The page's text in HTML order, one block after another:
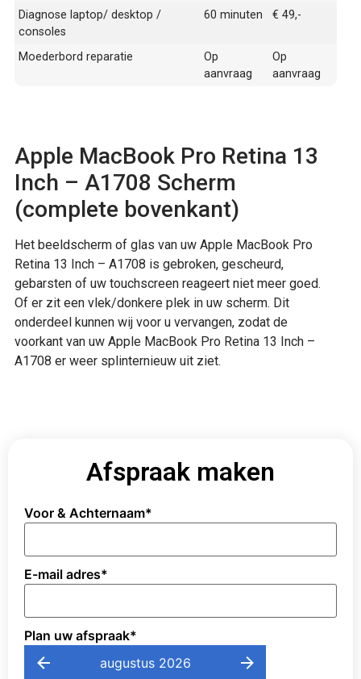
Diagnose laptop/ desktop /
consoles
60 minuten € 49,-
Moederbord reparatie
Op
aanvraag
Op
aanvraag
Apple MacBook Pro Retina 13
Inch – A1708 Scherm
(complete bovenkant)
Het beeldscherm of glas van uw Apple MacBook Pro
Retina 13 Inch – A1708 is gebroken, gescheurd,
gebarsten of uw touchscreen reageert niet meer goed.
Of er zit een vlek/donkere plek in uw scherm. Dit
onderdeel kunnen wij voor u vervangen, zodat de
voorkant van uw Apple MacBook Pro Retina 13 Inch –
A1708 er weer splinternieuw uit ziet.
Afspraak maken
Voor & Achternaam*
E-mail adres*
Plan uw afspraak*
augustus 2026